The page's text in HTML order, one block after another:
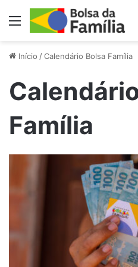
Menu
Início /Calendário Bolsa Família
Família